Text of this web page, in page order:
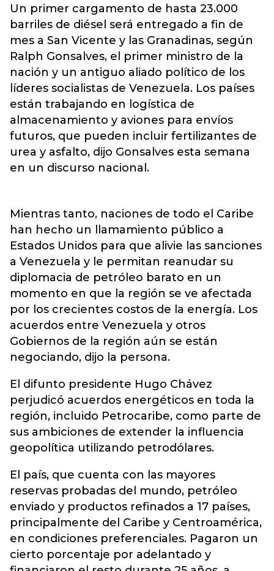
Un primer cargamento de hasta 23.000
barriles de diésel será entregado a fin de
mes a San Vicente y las Granadinas, según
Ralph Gonsalves, el primer ministro de la
nación y un antiguo aliado político de los
líderes socialistas de Venezuela. Los países
están trabajando en logística de
almacenamiento y aviones para envíos
futuros, que pueden incluir fertilizantes de
urea y asfalto, dijo Gonsalves esta semana
en un discurso nacional.
Mientras tanto, naciones de todo el Caribe
han hecho un llamamiento público a
Estados Unidos para que alivie las sanciones
a Venezuela y le permitan reanudar su
diplomacia de petróleo barato en un
momento en que la región se ve afectada
por los crecientes costos de la energía. Los
acuerdos entre Venezuela y otros
Gobiernos de la región aún se están
negociando, dijo la persona.
El difunto presidente Hugo Chávez
perjudicó acuerdos energéticos en toda la
región, incluido Petrocaribe, como parte de
sus ambiciones de extender la influencia
geopolítica utilizando petrodólares.
El país, que cuenta con las mayores
reservas probadas del mundo, petróleo
enviado y productos refinados a 17 países,
principalmente del Caribe y Centroamérica,
en condiciones preferenciales. Pagaron un
cierto porcentaje por adelantado y